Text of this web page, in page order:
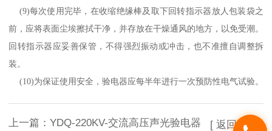
(9)每次使用完毕，在收缩绝缘棒及取下回转指示器放人包装袋之
前，应将表面尘埃擦拭干净，并存放在干燥通风的地方，以免受潮。
回转指示器应妥善保管，不得强烈振动或冲击，也不准擅自调整拆
装。
(10)为保证使用安全，验电器应每半年进行一次预防性电气试验。
上一篇： YDQ-220KV-交流高压声光验电器 [ 返回列表 ]